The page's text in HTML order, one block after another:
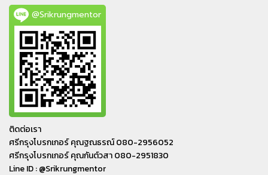
@Srikrungmentor
ติดต่อเรา
ศรีกรุงโบรกเกอร์ คุณฐณธรณ์ 080-2956052
ศรีกรุงโบรกเกอร์ คุณกันต์วสา 080-2951830
Line ID : @Srikrungmentor